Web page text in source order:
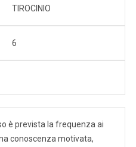
TIROCINIO
6
è prevista la frequenza ai
conoscenza motivata,